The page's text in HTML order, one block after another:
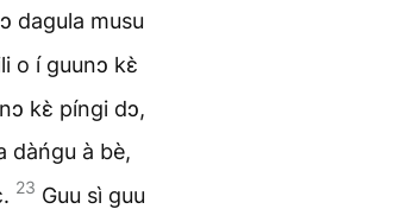
dagula musu
o í guunↄ kɛ̀
kɛ̀ píngi dↄ,
dàńgu à bè,
23 Guu sì guu